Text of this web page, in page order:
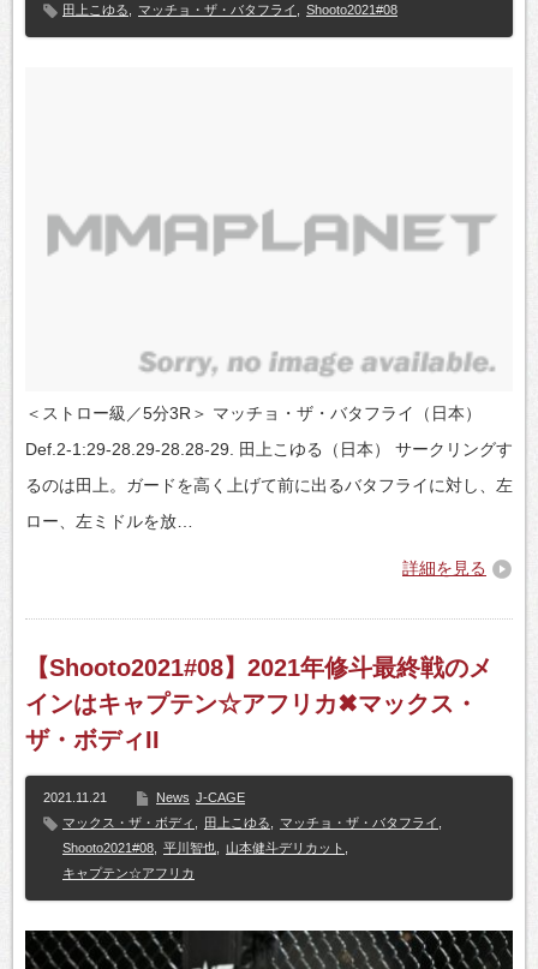
田上こゆる
マッチョ・ザ・バタフライ Shooto2021#08
＜ストロー級／5分3R＞ マッチョ・ザ・バタフライ（日本）
Def.2-1:29-28.29-28.28-29. 田上こゆる（日本） サークリングす
るのは田上。ガードを高く上げて前に出るバタフライに対し、左
ロー、左ミドルを放…
詳細を見る
【Shooto2021#08】2021年修斗最終戦のメ
インはキャプテン☆アフリカ✖マックス・
ザ・ボディII
2021.11.21 News J-CAGE
マックス・ザ・ボディ
田上こゆる マッチョ・ザ・バタフライ
Shooto2021#08
平川智也 山本健斗デリカット
キャプテン☆アフリカ